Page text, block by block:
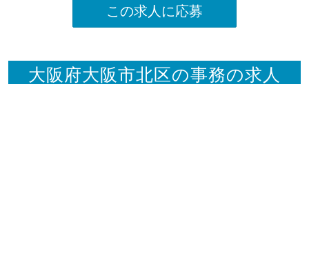
この求人に応募
大阪府大阪市北区の事務の求人